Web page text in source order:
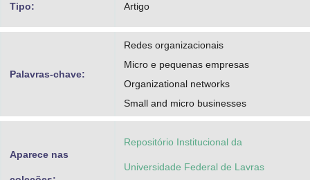
Tipo: Artigo
Palavras-chave:
Redes organizacionais
Micro e pequenas empresas
Organizational networks
Small and micro businesses
Aparece nas
Repositório Institucional da
Universidade Federal de Lavras